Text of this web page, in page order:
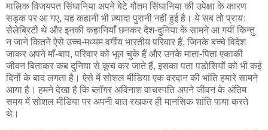
मालिक विजयपत सिंघानिया अपने बेटे गौतम सिंघानिया की उपेक्षा के कारण
सड़क पर आ गए, यह कहानी भी ज़्यादा पुरानी नहीं हुई है। ये सब तो प्रायः
सेलेब्रिटी थे और इनकी कहानियाँ छनकर देश-दुनिया के सामने आ गयीं किन्तु
न जाने कितने ऐसे उच्च-मध्यम वर्गीय भारतीय परिवार हैं, जिनके बच्चे विदेश
जाकर अपने माँ-बाप, परिवार को भूल चुके हैं और उनके माता-पिता एकाकी
जीवन बिताकर कब दुनिया से कूच कर जाते हैं, इसका पता पड़ोसियों को भी कई
दिनों के बाद लगता है। ऐसे में सोशल मीडिया एक वरदान की भांति हमारे सामने
आया है। हमने देखा है कि ब्लॉगर अविनाश वाचस्पति अपने जीवन के अंतिम
समय में सोशल मीडिया पर अपनी बात रखकर ही मानसिक शांति पाया करते
थे।